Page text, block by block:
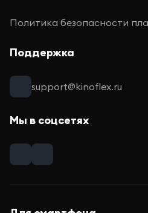
Политика безопасности
Поддержка
support@kinoflex.ru
Мы в соцсетях